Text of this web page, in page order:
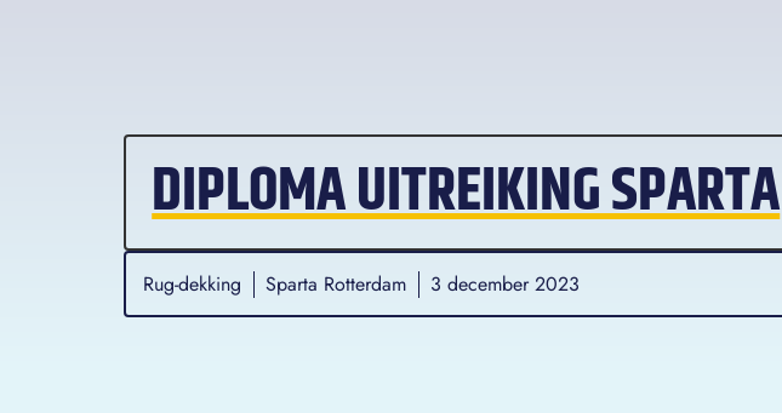
DIPLOMA UITREIKING SPARTA
Rug-dekking Sparta Rotterdam 3 december 2023